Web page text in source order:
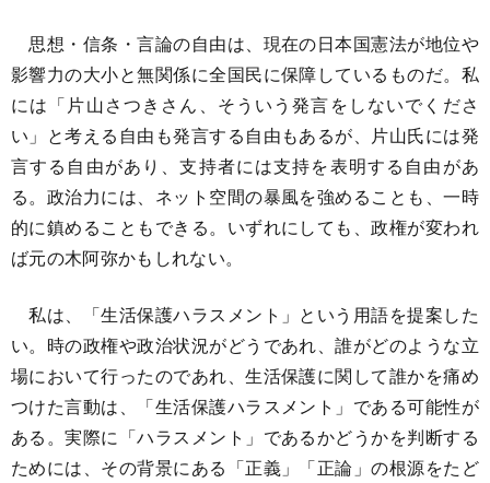
思想・信条・言論の自由は、現在の日本国憲法が地位や
影響力の大小と無関係に全国民に保障しているものだ。私
には「片山さつきさん、そういう発言をしないでくださ
い」と考える自由も発言する自由もあるが、片山氏には発
言する自由があり、支持者には支持を表明する自由があ
る。政治力には、ネット空間の暴風を強めることも、一時
的に鎮めることもできる。いずれにしても、政権が変われ
ば元の木阿弥かもしれない。
私は、「生活保護ハラスメント」という用語を提案した
い。時の政権や政治状況がどうであれ、誰がどのような立
場において行ったのであれ、生活保護に関して誰かを痛め
つけた言動は、「生活保護ハラスメント」である可能性が
ある。実際に「ハラスメント」であるかどうかを判断する
ためには、その背景にある「正義」「正論」の根源をたど